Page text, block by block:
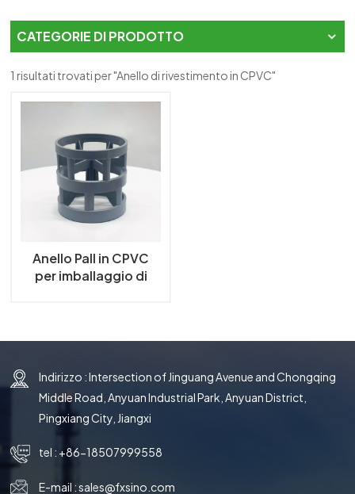
CATEGORIE DI PRODOTTO
1 risultati trovati per "Anello di rivestimento in CPVC"
Anello Pall in CPVC
per imballaggio di
Indirizzo : Intersection of Jinguang Avenue and Chongqing
Middle Road, Anyuan Industrial Park, Anyuan District,
Pingxiang City, Jiangxi
tel : +86-18507999558
E-mail :sales@fxsino.com